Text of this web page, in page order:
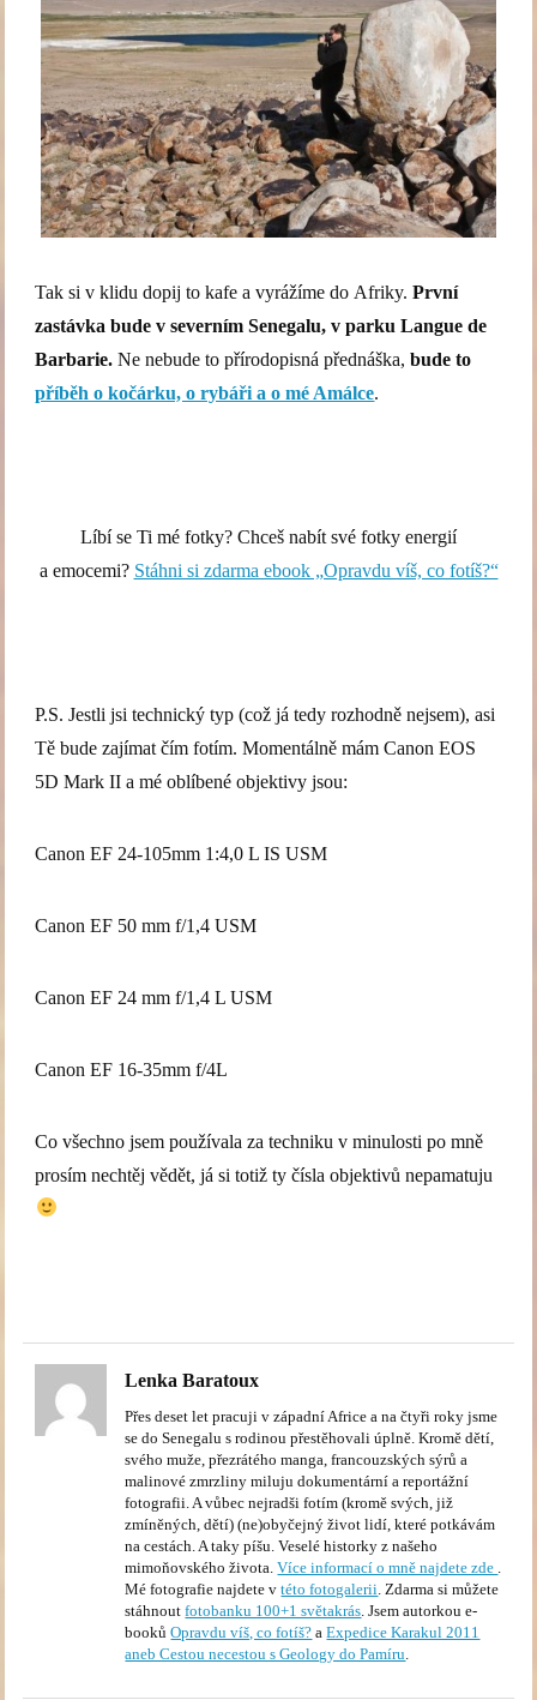
Tak si v klidu dopij to kafe a vyrážíme do Afriky.První
zastávka bude v severním Senegalu, v parku Langue de
Barbarie. Ne nebude to přírodopisná přednáška,bude to
příběh o kočárku, o rybáři a o mé Amálce.
Líbí se Ti mé fotky? Chceš nabít své fotky energií
a emocemi? Stáhni si zdarma ebook „Opravdu víš, co fotíš?“
P.S. Jestli jsi technický typ (což já tedy rozhodně nejsem), asi
Tě bude zajímat čím fotím. Momentálně mám Canon EOS
5D Mark II a mé oblíbené objektivy jsou:
Canon EF 24-105mm 1:4,0 L IS USM
Canon EF 50 mm f/1,4 USM
Canon EF 24 mm f/1,4 L USM
Canon EF 16-35mm f/4L
Co všechno jsem používala za techniku v minulosti po mně
prosím nechtěj vědět, já si totiž ty čísla objektivů nepamatuju
Lenka Baratoux
Přes deset let pracuji v západní Africe a na čtyři roky jsme
se do Senegalu s rodinou přestěhovali úplně. Kromě dětí,
svého muže, přezrátého manga, francouzských sýrů a
malinové zmrzliny miluju dokumentární a reportážní
fotografii. A vůbec nejradši fotím (kromě svých, již
zmíněných, dětí) (ne)obyčejný život lidí, které potkávám
na cestách. A taky píšu. Veselé historky z našeho
mimoňovského života.Více informací o mně najdete zde
Mé fotografie najdete vtéto fotogalerii . Zdarma si můžete
stáhnoutfotobanku 100+1 světakrás . Jsem autorkou e-
bookůOpravdu víš, co fotíš? aExpedice Karakul 2011
aneb Cestou necestou s Geology do Pamíru